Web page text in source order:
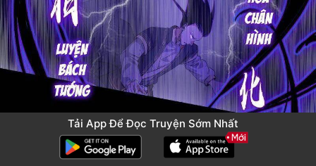
Tải App Để Đọc Truyện Sớm Nhất